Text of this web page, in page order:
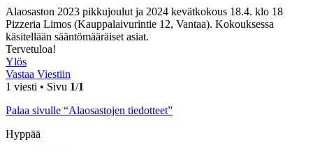
Alaosaston 2023 pikkujoulut ja 2024 kevätkokous 18.4. klo 18
Pizzeria Limos (Kauppalaivurintie 12, Vantaa). Kokouksessa
käsitellään sääntömääräiset asiat.
Tervetuloa!
Ylös
Vastaa Viestiin
1 viesti • Sivu 1/1
Palaa sivulle “Alaosastojen tiedotteet”
Hyppää